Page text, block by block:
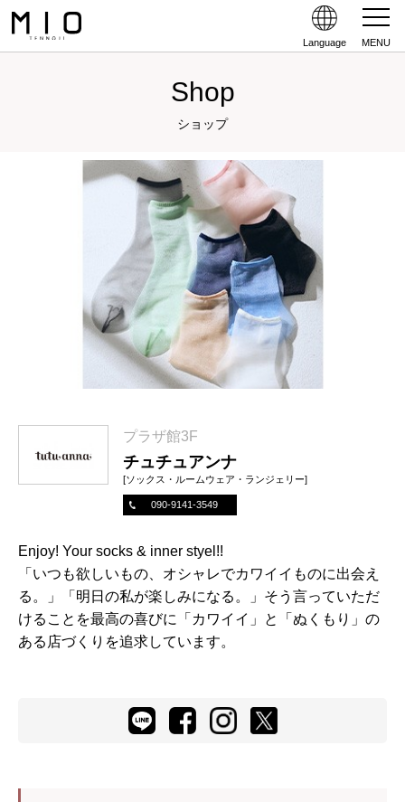
Language MENU
Shop
ショップ
プラザ館3F
チュチュアンナ
[ソックス・ルームウェア・ランジェリー]
090-9141-3549
Enjoy! Your socks & inner styel!!
「いつも欲しいもの、オシャレでカワイイものに出会え
る。」「明日の私が楽しみになる。」そう言っていただ
けることを最高の喜びに「カワイイ」と「ぬくもり」の
ある店づくりを追求しています。